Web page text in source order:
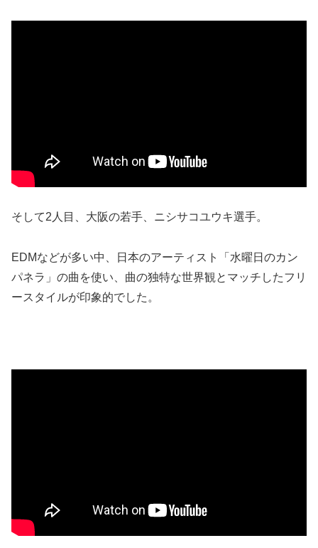
そして2人目、大阪の若手、ニシサコユウキ選手。
EDMなどが多い中、日本のアーティスト「水曜日のカン
パネラ」の曲を使い、曲の独特な世界観とマッチしたフリ
ースタイルが印象的でした。